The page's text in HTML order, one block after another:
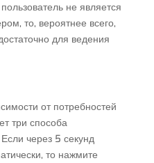
не является
то, вероятнее всего,
для ведения
от потребностей
три способа
через 5 секунд
то нажмите